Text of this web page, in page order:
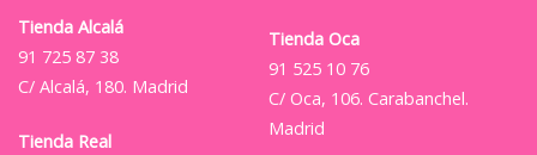
Tienda Alcalá
91 725 87 38
C/ Alcalá, 180. Madrid
Tienda Real
Tienda Oca
91 525 10 76
C/ Oca, 106. Carabanchel.
Madrid